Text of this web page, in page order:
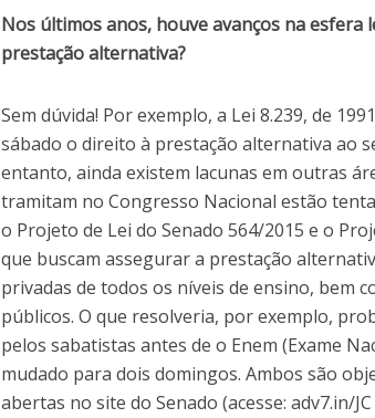
Nos últimos anos, houve avanços na esfera
prestação alternativa?
Sem dúvida! Por exemplo, a Lei 8.239, de
sábado o direito à prestação alternativa ao
entanto, ainda existem lacunas em outras
tramitam no Congresso Nacional estão
o Projeto de Lei do Senado 564/2015 e o
que buscam assegurar a prestação
privadas de todos os níveis de ensino, bem
públicos. O que resolveria, por exemplo,
pelos sabatistas antes de o Enem (Exame
mudado para dois domingos. Ambos são
abertas no site do Senado (acesse: adv7.in/